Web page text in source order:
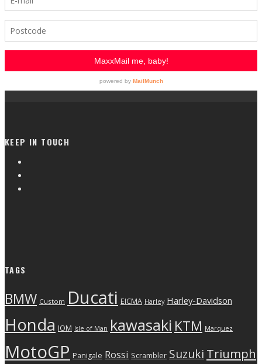
KEEP IN TOUCH
TAGS
BMW Custom Ducati EICMA Harley Harley-Davidson
Honda IOM Isle of Man kawasaki KTM Marquez
MotoGP Panigale Rossi Scrambler Suzuki Triumph